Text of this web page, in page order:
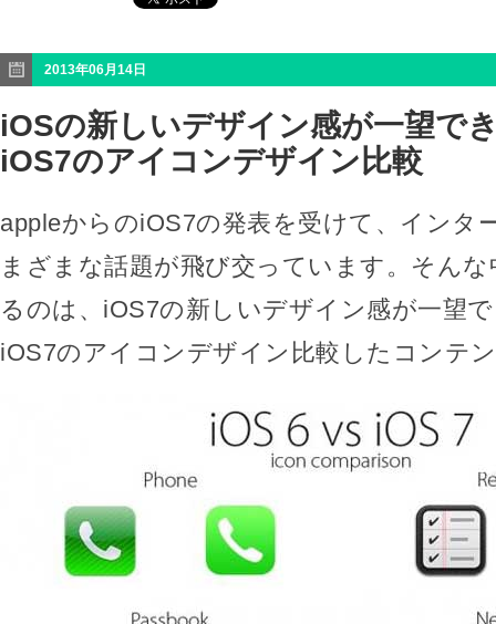
2013年06月14日
iOSの新しいデザイン感が一望で
iOS7のアイコンデザイン比較
appleからのiOS7の発表を受けて、インタ
まざまな話題が飛び交っています。そん
るのは、iOS7の新しいデザイン感が一望
iOS7のアイコンデザイン比較したコンテ